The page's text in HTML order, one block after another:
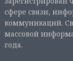
сфере связи,
коммуникаций.
массовой
года.